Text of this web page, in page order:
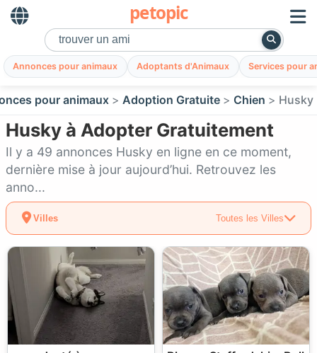
petopic
Annonces pour animaux Adoptants d'Animaux Services pour
pour animaux Adoption Gratuite Chien Husky
Husky à Adopter Gratuitement
Il y a 49 annonces Husky en ligne en ce moment,
dernière mise à jour aujourd’hui. Retrouvez les
anno...
Villes Toutes les Villes